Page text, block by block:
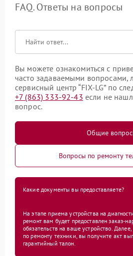
FAQ. Ответы на вопросы
Вы можете ознакомиться с
часто задаваемыми вопросами,
сервисный центр “FIX-LG” по
+7 (863) 333-92-43 если не
вопрос.
Общие
Вопросы по ремонту
Какие документы вы предоставляете?
На этапе приема устройства на
ремонт вам будет предоставлен заказ-
обязательств на ваше устройство.
по ремонту техники, вы получите акт
гарантийный талон.